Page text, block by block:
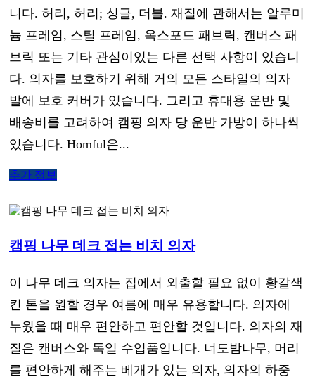
니다. 허리, 허리; 싱글, 더블. 재질에 관해서는 알루미
늄 프레임, 스틸 프레임, 옥스포드 패브릭, 캔버스 패
브릭 또는 기타 관심이있는 다른 선택 사항이 있습니
다. 의자를 보호하기 위해 거의 모든 스타일의 의자
발에 보호 커버가 있습니다. 그리고 휴대용 운반 및
배송비를 고려하여 캠핑 의자 당 운반 가방이 하나씩
있습니다. Homful은...
추가 정보
캠핑 나무 데크 접는 비치 의자
이 나무 데크 의자는 집에서 외출할 필요 없이 황갈색
킨 톤을 원할 경우 여름에 매우 유용합니다. 의자에
누웠을 때 매우 편안하고 편안할 것입니다. 의자의 재
질은 캔버스와 독일 수입품입니다. 너도밤나무, 머리
를 편안하게 해주는 베개가 있는 의자, 의자의 하중